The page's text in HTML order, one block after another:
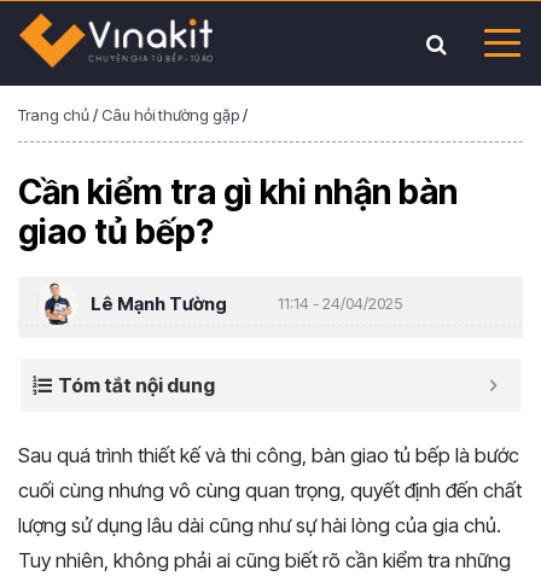
Trang chủ/ Câu hỏi thường gặp/
Cần kiểm tra gì khi nhận bàn
giao tủ bếp?
Lê Mạnh Tường 11:14 - 24/04/2025
Tóm tắt nội dung
Sau quá trình thiết kế và thi công, bàn giao tủ bếp là bước
cuối cùng nhưng vô cùng quan trọng, quyết định đến chất
lượng sử dụng lâu dài cũng như sự hài lòng của gia chủ.
Tuy nhiên, không phải ai cũng biết rõ cần kiểm tra những